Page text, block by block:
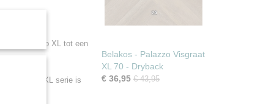
Castello XL tot een
Castello XL serie is
Belakos - Palazzo Visgraat
XL 70 - Dryback
€ 36,95 € 43,95